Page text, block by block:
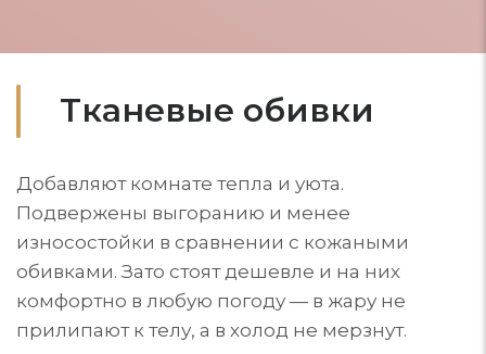
Тканевые обивки
Добавляют комнате тепла и уюта.
Подвержены выгоранию и менее
износостойки в сравнении с кожаными
обивками. Зато стоят дешевле и на них
комфортно в любую погоду — в жару не
прилипают к телу, а в холод не мерзнут.